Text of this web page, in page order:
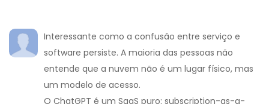
Interessante como a confusão entre serviço e
software persiste. A maioria das pessoas não
entende que a nuvem não é um lugar físico, mas
um modelo de acesso.
O ChatGPT é um SaaS puro: subscription-as-a-